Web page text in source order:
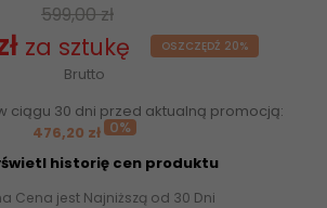
599,00 zł
za sztukę OSZCZĘDŹ 20%
Brutto
ciągu 30 dni przed aktualną promocją:
476,20 zł 0%
historię cen produktu
Cena jest Najniższą od 30 Dni